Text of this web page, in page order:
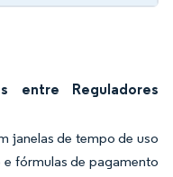
entre Reguladores
janelas de tempo de uso
fórmulas de pagamento